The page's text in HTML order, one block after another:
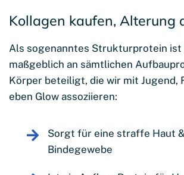
Kollagen kaufen, Alterung
Als sogenanntes Strukturprotein ist
maßgeblich an sämtlichen
Körper beteiligt, die wir mit Jugend,
eben Glow assoziieren:
Sorgt für eine straffe Haut
Bindegewebe